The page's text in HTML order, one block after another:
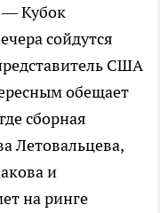
— Кубок
сойдутся
США
обещает
сборная
Летовальцева,
и
на ринге